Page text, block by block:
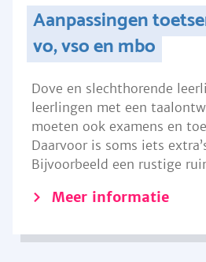
Aanpassingen
vo, vso en mbo
Dove en slechthorende
leerlingen met een
moeten ook examens en
Daarvoor is soms iets
Bijvoorbeeld een rustige
Meer informatie